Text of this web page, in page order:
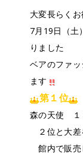
大変長らく
7月19日（土
りました
ベアのファ
ます
第１位
森の天使 １
２位と大差
館内で販売